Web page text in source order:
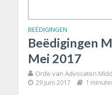
BEËDIGINGEN
Beëdigingen
Mei 2017
Orde van Advocaten
29 juni 2017 1